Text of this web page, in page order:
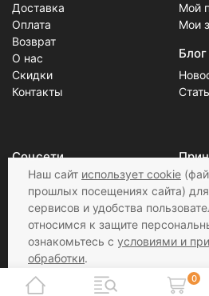
Доставка
Оплата
Возврат
О нас
Скидки
Контакты
Мой
Мои
Блог
Соцсети
Наш сайт использует cookie
прошлых посещениях сайта)
сервисов и удобства
относимся к защите
ознакомьтесь с условиями и
обработки.
Вы можете запретить
настройках своего браузера.
0